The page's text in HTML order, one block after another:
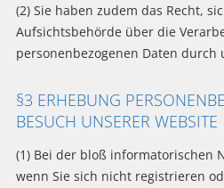
(2) Sie haben zudem das Recht,
Aufsichtsbehörde über die
personenbezogenen Daten durch
§3 ERHEBUNG
BESUCH UNSERER WEBSITE
(1) Bei der bloß informatorischen
wenn Sie sich nicht registrieren